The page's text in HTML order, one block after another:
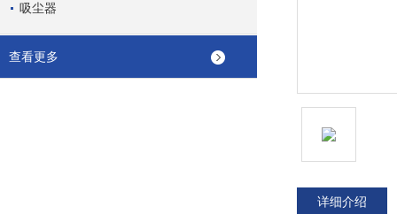
吸尘器
查看更多
详细介绍